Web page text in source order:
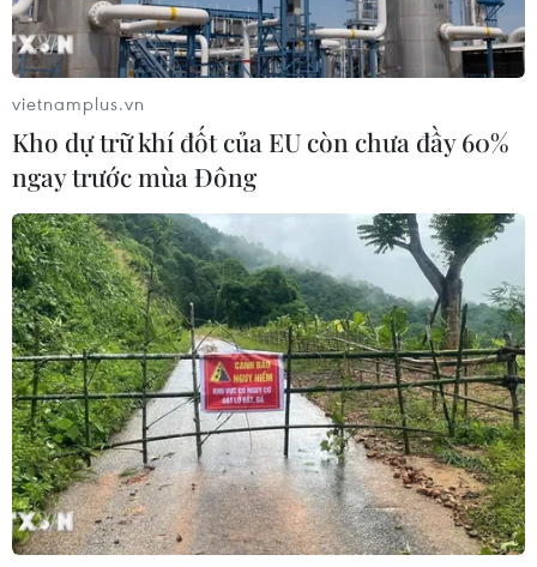
vietnamplus.vn
Kho dự trữ khí đốt của EU còn chưa đầy 60%
ngay trước mùa Đông